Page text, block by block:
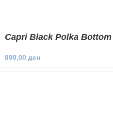
Capri Black Polka Bottom
890,00 ден